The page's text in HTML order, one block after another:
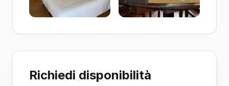
Richiedi disponibilità